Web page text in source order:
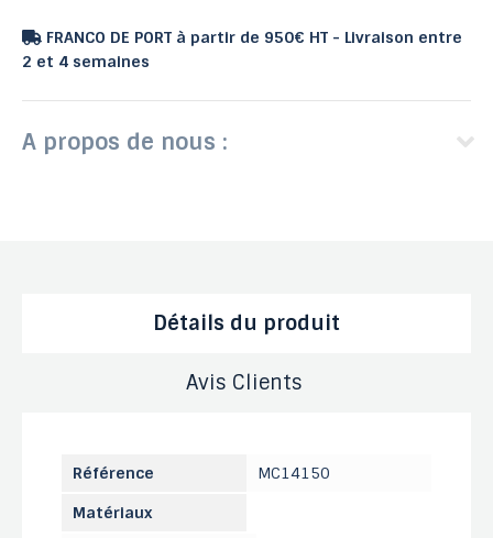
FRANCO DE PORT à partir de 950€ HT - Livraison entre
2 et 4 semaines
A propos de nous :
Détails du produit
Avis Clients
Référence
MC14150
Matériaux